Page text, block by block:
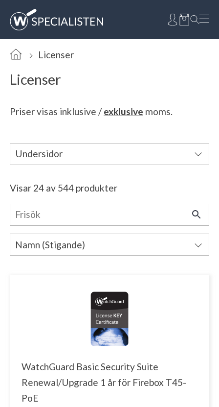
Licenser
Licenser
Priser visas inklusive / exklusive moms.
Undersidor
Standard Support
Basic Security Suite
WatchGuard Endpoint Security
Total WiFi
Visar 24 av 544 produkter
Namn (Stigande)
WatchGuard Basic Security Suite
Renewal/Upgrade 1 år för Firebox T45-
PoE